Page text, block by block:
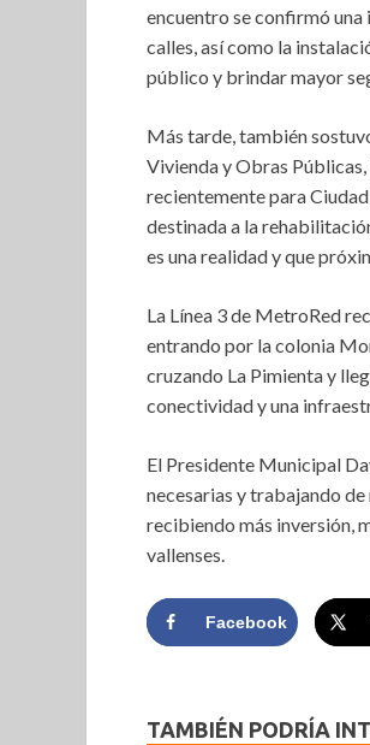
encuentro se confirmó
calles, así como la
público y brindar mayor
Más tarde, también
Vivienda y Obras
recientemente para
destinada a la
es una realidad y que
La Línea 3 de MetroRed
entrando por la colonia
cruzando La Pimienta y
conectividad y una
El Presidente Municipal
necesarias y trabajando
recibiendo más inversión,
vallenses.
Facebook
TAMBIÉN PODRÍA